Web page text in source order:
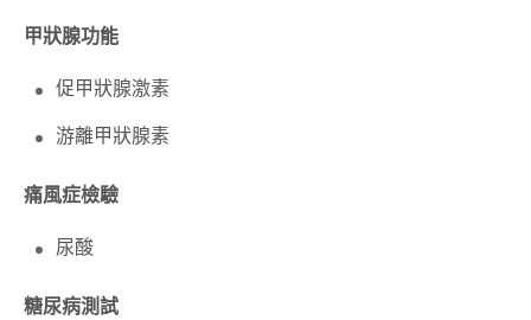
甲狀腺功能
促甲狀腺激素
游離甲狀腺素
痛風症檢驗
尿酸
糖尿病測試